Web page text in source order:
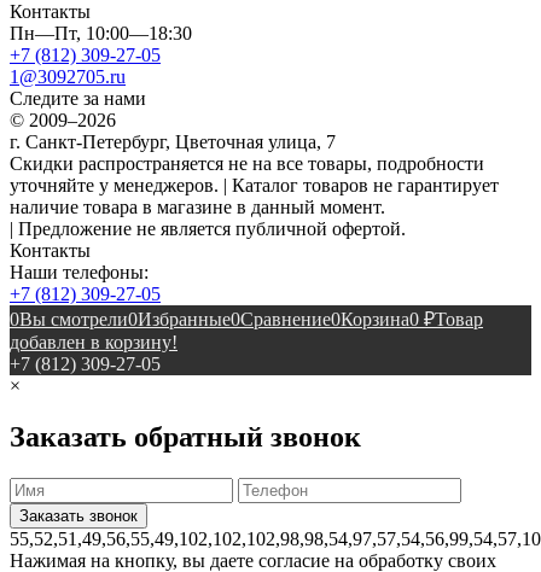
Контакты
Пн—Пт, 10:00—18:30
+7 (812) 309-27-05
1@3092705.ru
Следите за нами
© 2009–2026
г. Санкт-Петербург, Цветочная улица, 7
Скидки распространяется не на все товары, подробности
уточняйте у менеджеров. | Каталог товаров не гарантирует
наличие товара в магазине в данный момент.
| Предложение не является публичной офертой.
Контакты
Наши телефоны:
+7 (812) 309-27-05
0Вы смотрели0Избранные0Сравнение0Корзина0 ₽Товар
добавлен в корзину!
+7 (812) 309-27-05
×
Заказать обратный звонок
Нажимая на кнопку, вы даете согласие на обработку своих